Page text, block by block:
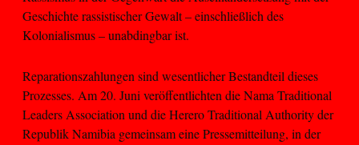
Geschichte rassistischer Gewalt – einschließlich des
Kolonialismus – unabdingbar ist.
Reparationszahlungen sind wesentlicher Bestandteil dieses
Prozesses. Am 20. Juni veröffentlichten die Nama Traditional
Leaders Association und die Herero Traditional Authority der
Republik Namibia gemeinsam eine Pressemitteilung, in der